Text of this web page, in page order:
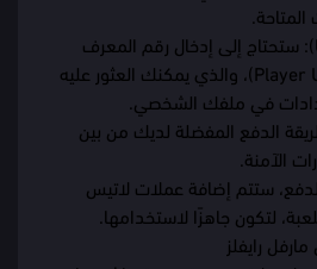
إدخال معرف اللاعب (UID): ستحتاج إلى إدخال رقم المعرف
الخاص بك في اللعبة (Player UID)، والذي يمكنك العثور عليه
في ملفك الشخصي.
الدفع المفضلة لديك من بين
الآمنة.
ستتم إضافة عملات لاتيس
لتكون جاهزًا لاستخدامها.
رايفلز